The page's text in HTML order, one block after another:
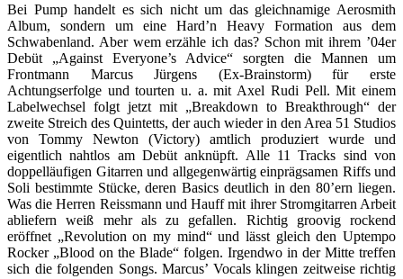
Bei Pump handelt es sich nicht um das gleichnamige Aerosmith
Album, sondern um eine Hard’n Heavy Formation aus dem
Schwabenland. Aber wem erzähle ich das? Schon mit ihrem ’04er
Debüt „Against Everyone’s Advice“ sorgten die Mannen um
Frontmann Marcus Jürgens (Ex-Brainstorm) für erste
Achtungserfolge und tourten u. a. mit Axel Rudi Pell. Mit einem
Labelwechsel folgt jetzt mit „Breakdown to Breakthrough“ der
zweite Streich des Quintetts, der auch wieder in den Area 51 Studios
von Tommy Newton (Victory) amtlich produziert wurde und
eigentlich nahtlos am Debüt anknüpft. Alle 11 Tracks sind von
doppelläufigen Gitarren und allgegenwärtig einprägsamen Riffs und
Soli bestimmte Stücke, deren Basics deutlich in den 80’ern liegen.
Was die Herren Reissmann und Hauff mit ihrer Stromgitarren Arbeit
abliefern weiß mehr als zu gefallen. Richtig groovig rockend
eröffnet „Revolution on my mind“ und lässt gleich den Uptempo
Rocker „Blood on the Blade“ folgen. Irgendwo in der Mitte treffen
sich die folgenden Songs. Marcus’ Vocals klingen zeitweise richtig